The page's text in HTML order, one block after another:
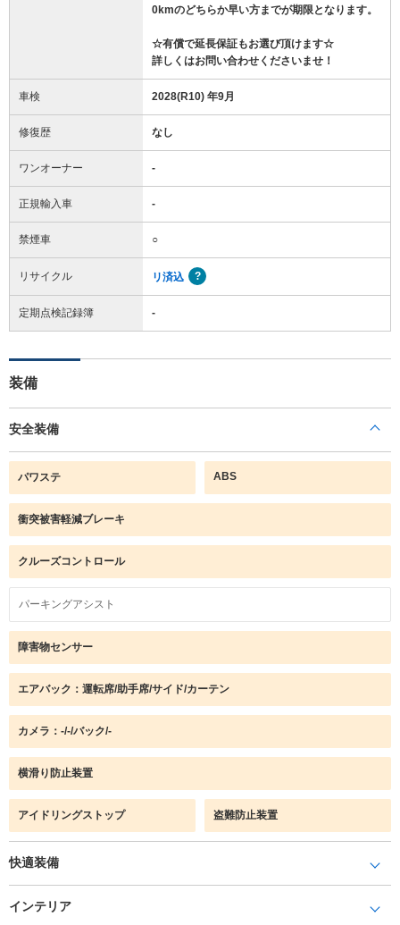
0kmのどちらか早い方までが期限となります。
☆有償で延長保証もお選び頂けます☆
詳しくはお問い合わせくださいませ！
車検 2028(R10) 年9月
修復歴 なし
ワンオーナー -
正規輸入車 -
禁煙車 ○
リサイクル リ済込
定期点検記録簿 -
装備
安全装備
パワステ ABS
衝突被害軽減ブレーキ
クルーズコントロール
パーキングアシスト
障害物センサー
エアバック：運転席/助手席/サイド/カーテン
カメラ：-/-/バック/-
横滑り防止装置
アイドリングストップ 盗難防止装置
快適装備
インテリア